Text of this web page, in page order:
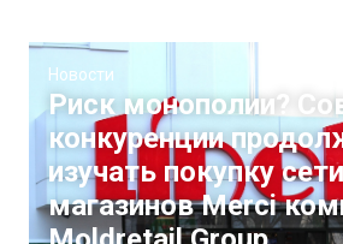
Новости
Риск монополии?
конкуренции
изучать покупку сети
магазинов Merci